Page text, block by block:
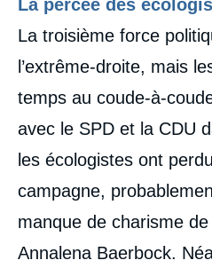
La percée des
La troisième force
l’extrême-droite, mais
temps au coude-à-
avec le SPD et la CDU
les écologistes ont
campagne,
manque de charisme
Annalena Baerbock.